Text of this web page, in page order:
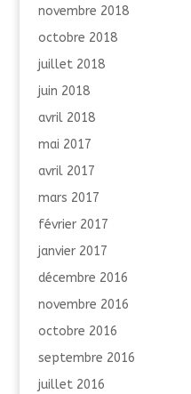
novembre 2018
octobre 2018
juillet 2018
juin 2018
avril 2018
mai 2017
avril 2017
mars 2017
février 2017
janvier 2017
décembre 2016
novembre 2016
octobre 2016
septembre 2016
juillet 2016